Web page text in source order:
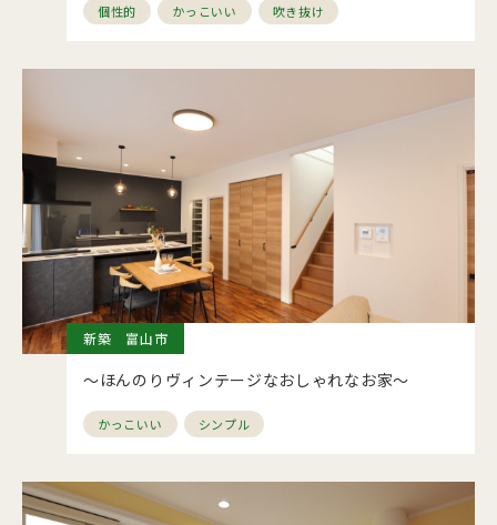
個性的 かっこいい 吹き抜け
新築 富山市
～ほんのりヴィンテージなおしゃれなお家～
かっこいい シンプル